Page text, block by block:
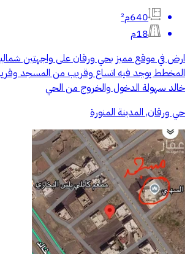
640م²
18م
ارض في موقع مميز بحي ورقان على واجهتين
المخطط يوجد فيه اتساع وقريب من المسجد
خالد سهولة الدخول والخروج من الحي
حي ورقان, المدينة المنورة